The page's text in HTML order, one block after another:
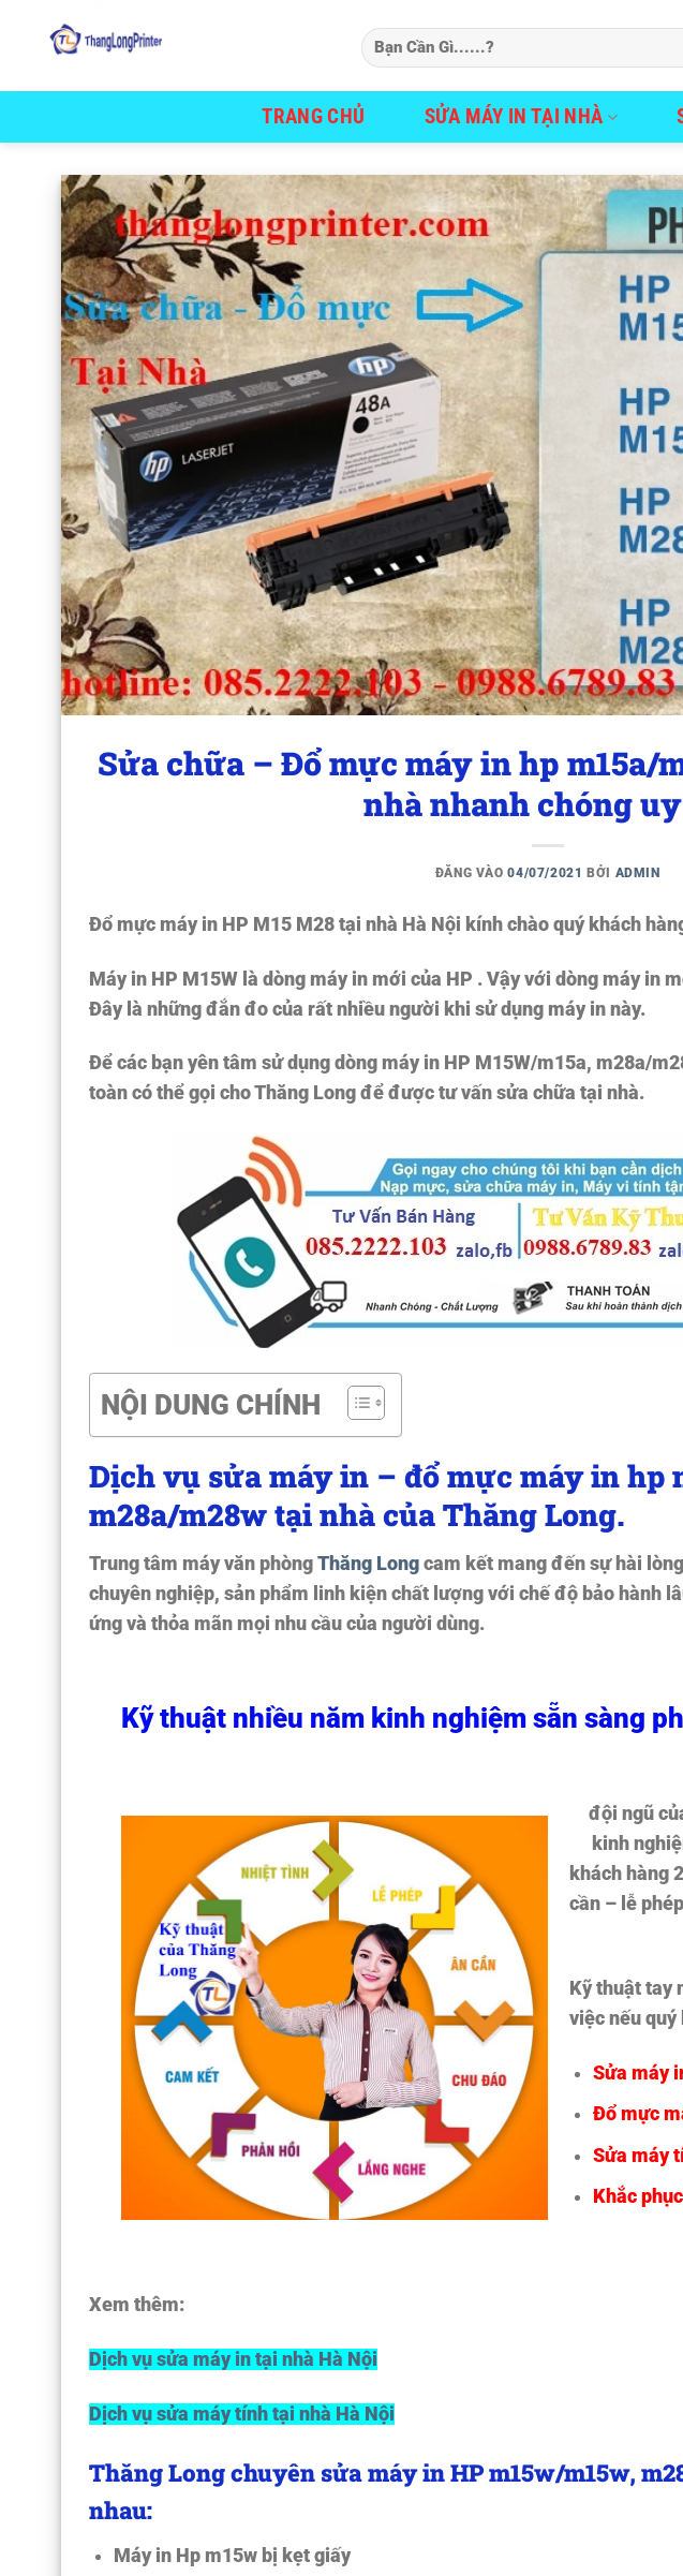
TRANG CHỦ SỬA MÁY IN TẠI NHÀ
Sửa chữa – Đổ mực máy in hp m15a/
nhà nhanh chóng
ĐĂNG VÀO04/07/2021 BỞI ADMIN
Đổ mực máy in HP M15 M28 tại nhà Hà Nội kính chào quý khách
Máy in HP M15W là dòng máy in mới của HP . Vậy với dòng máy in
Đây là những đắn đo của rất nhiều người khi sử dụng máy in này.
Để các bạn yên tâm sử dụng dòng máy in HP M15W/m15a, m28a/
toàn có thể gọi cho Thăng Long để được tư vấn sửa chữa tại nhà.
NỘI DUNG CHÍNH
Dịch vụ sửa máy in – đổ mực máy in hp
m28a/m28w tại nhà của Thăng Long.
Trung tâm máy văn phòngThăng Long cam kết mang đến sự hài
chuyên nghiệp, sản phẩm linh kiện chất lượng với chế độ bảo hành
ứng và thỏa mãn mọi nhu cầu của người dùng.
Kỹ thuật nhiều năm kinh nghiệm sẵn sàng
đội ngũ
kinh
khách hàng
cần – lễ
Kỹ thuật tay
việc nếu quý
Sửa máy
Đổ mực
Sửa máy
Khắc
Xem thêm:
Dịch vụ sửa máy in tại nhà Hà Nội
Dịch vụ sửa máy tính tại nhà Hà Nội
Thăng Long chuyên sửa máy in HP m15w/m15w,
nhau:
Máy in Hp m15w bị kẹt giấy